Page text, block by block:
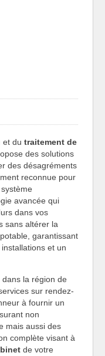
et du traitement de
des solutions
des désagréments
reconnue pour
avancée qui
dans vos
sans altérer la
garantissant
et un
la région de
sur rendez-
à fournir un
non
mais aussi des
complète visant à
de votre